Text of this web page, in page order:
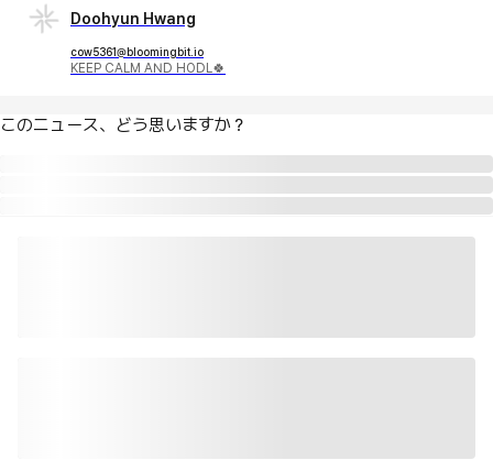
Doohyun Hwang
cow5361@bloomingbit.io
KEEP CALM AND HODL🍀
このニュース、どう思いますか？